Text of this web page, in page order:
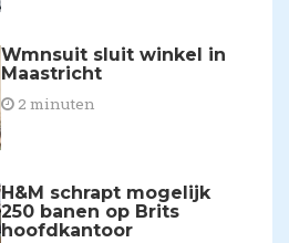
Wmnsuit sluit winkel in
Maastricht
2 minuten
H&M schrapt mogelijk
250 banen op Brits
hoofdkantoor